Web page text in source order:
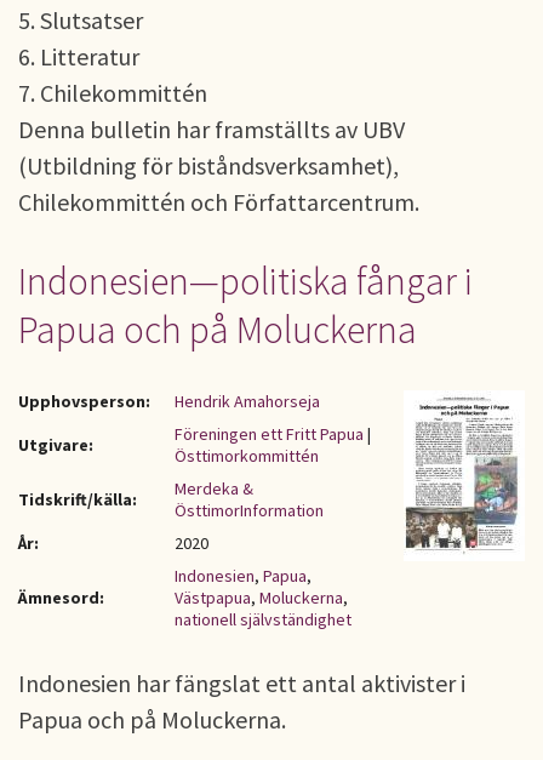
5. Slutsatser
6. Litteratur
7. Chilekommittén
Denna bulletin har framställts av UBV
(Utbildning för biståndsverksamhet),
Chilekommittén och Författarcentrum.
Indonesien—politiska fångar i
Papua och på Moluckerna
Upphovsperson:
Hendrik Amahorseja
Utgivare:
Föreningen ett Fritt Papua |
Östtimorkommittén
Tidskrift/källa:
Merdeka &
ÖsttimorInformation
År:
2020
Ämnesord:
Indonesien, Papua,
Västpapua, Moluckerna,
nationell självständighet
Indonesien har fängslat ett antal aktivister i
Papua och på Moluckerna.